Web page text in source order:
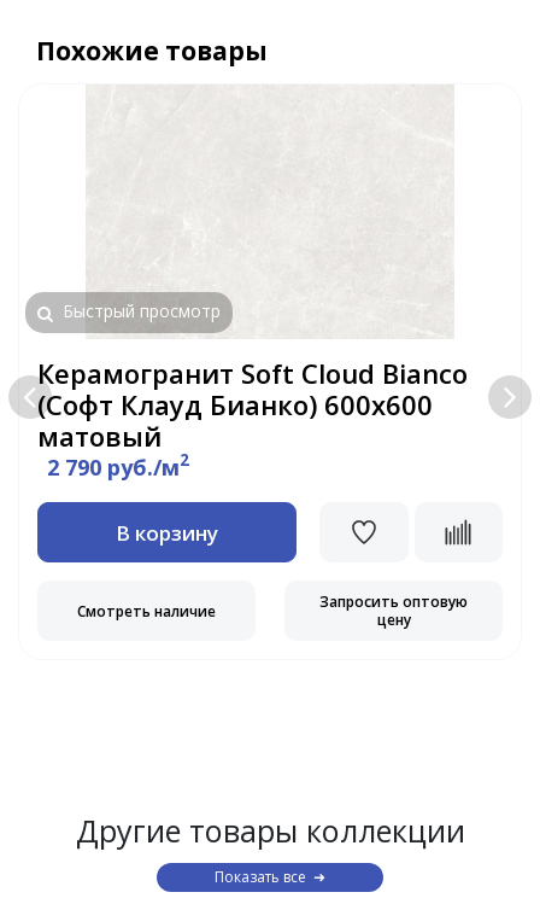
Похожие товары
Быстрый просмотр
Керамогранит Soft Cloud Bianco
(Софт Клауд Бианко) 600х600
матовый
2 790 руб./м2
В корзину
Смотреть наличие
Запросить оптовую
цену
Другие товары коллекции
Показать все